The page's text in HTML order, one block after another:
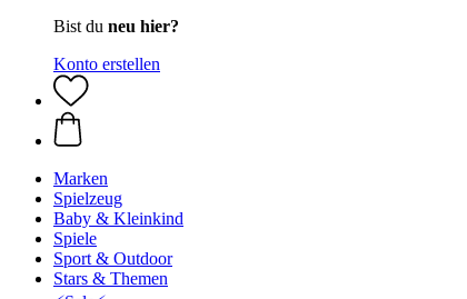
Bist du neu hier?
Konto erstellen
Marken
Spielzeug
Baby & Kleinkind
Spiele
Sport & Outdoor
Stars & Themen